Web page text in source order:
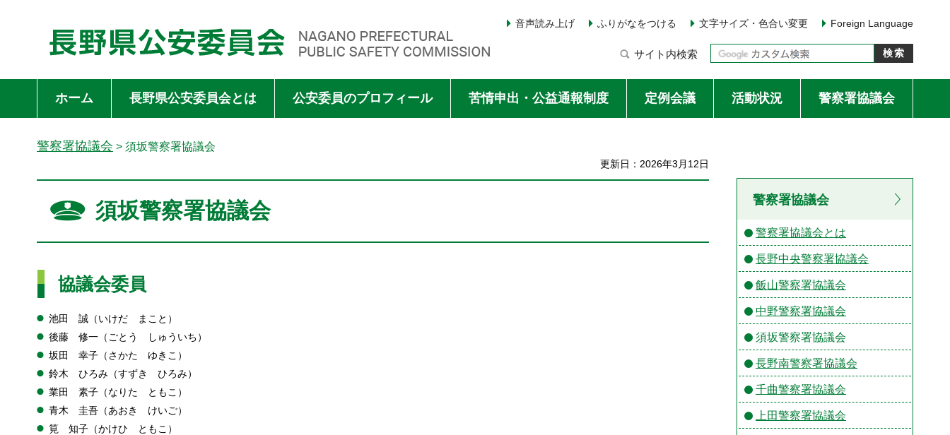
長野県公安委員会 NAGANO PREFECTURAL PUBLIC SAFETY COMMISSION
音声読み上げ ふりがなをつける 文字サイズ・色合い変更 Foreign Language
サイト内検索
ホーム 長野県公安委員会とは 公安委員のプロフィール 苦情申出・公益通報制度 定例会議 活動状況 警察署協議会
警察署協議会 > 須坂警察署協議会
更新日：2026年3月12日
須坂警察署協議会
協議会委員
池田 誠（いけだ ま こと）
後藤
修一（ごとう し ゅういち）
坂田
幸子（さかた ゆきこ）
鈴木
ひろみ（すずき ひろみ）
業田
素子（なりた と もこ）
青木
圭吾（あおき けいご）
筧
知子（かけひ と もこ）
警察署協議会
警察署協議会とは
長野中央警察署協議会
飯山警察署協議会
中野警察署協議会
須坂警察署協議会
長野南警察署協議会
千曲警察署協議会
上田警察署協議会